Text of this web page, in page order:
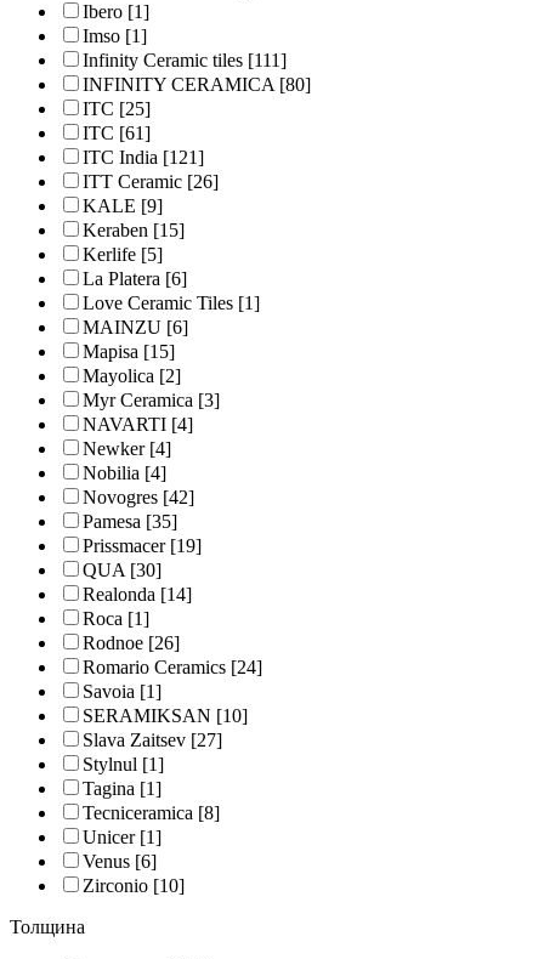
Ibero [1]
Imso [1]
Infinity Ceramic tiles [111]
INFINITY CERAMICA[80]
ITC [25]
ITC [61]
ITC India [121]
ITT Ceramic [26]
KALE [9]
Keraben [15]
Kerlife [5]
La Platera [6]
Love Ceramic Tiles [1]
MAINZU [6]
Mapisa [15]
Mayolica [2]
Myr Ceramica [3]
NAVARTI [4]
Newker[4]
Nobilia [4]
Novogres [42]
Pamesa [35]
Prissmacer[19]
QUA[30]
Realonda [14]
Roca [1]
Rodnoe [26]
Romario Ceramics [24]
Savoia [1]
SERAMIKSAN [10]
Slava Zaitsev [27]
Stylnul [1]
Tagina [1]
Tecniceramica [8]
Unicer[1]
Venus [6]
Zirconio [10]
Толщина